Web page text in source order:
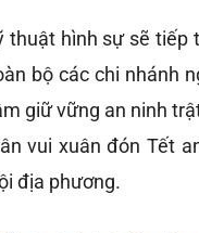
thuật hình sự sẽ tiếp
bộ các chi nhánh
giữ vững an ninh
vui xuân đón Tết
địa phương.